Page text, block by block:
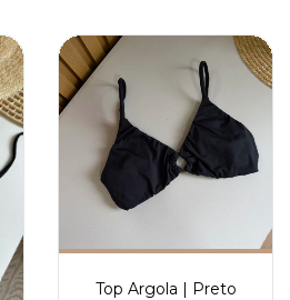
Top Argola | Preto